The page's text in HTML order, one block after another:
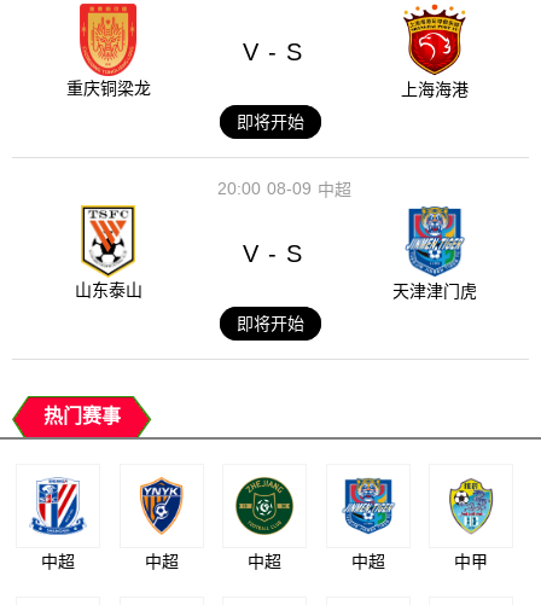
重庆铜梁龙
V - S
上海海港
即将开始
08-09
20:00 中超
山东泰山
V - S
天津津门虎
即将开始
热门赛事
中超 中超 中超 中超 中甲